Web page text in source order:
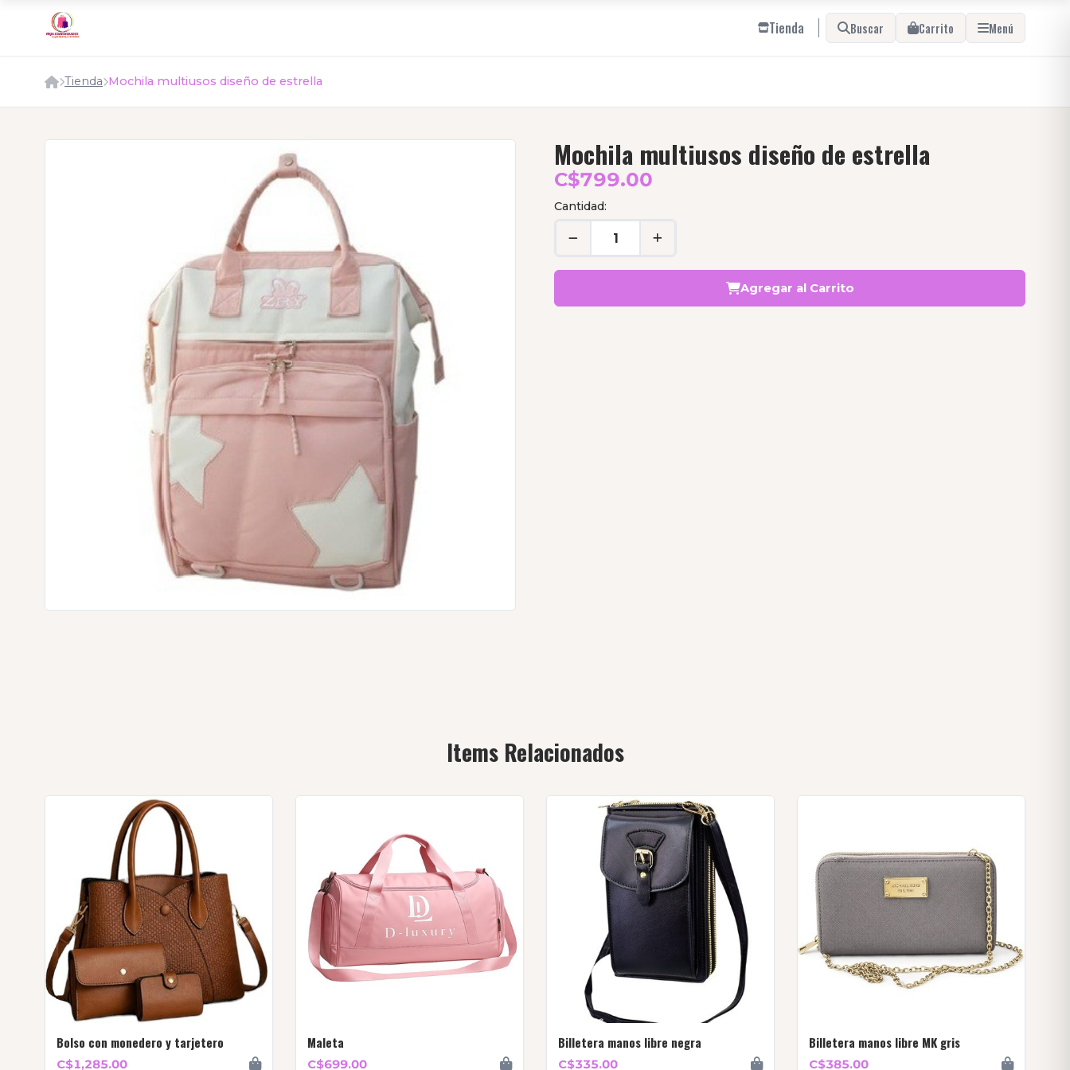
Tienda Buscar Carrito Menú
Tienda Mochila multiusos diseño de estrella
Mochila multiusos diseño de estrella
C$799.00
Cantidad:
Agregar al Carrito
Items Relacionados
Bolso con monedero y tarjetero
C$1,285.00
Maleta
C$699.00
Billetera manos libre negra
C$335.00
Billetera manos libre MK gris
C$385.00